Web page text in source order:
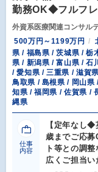
勤務OK◆フルフレ
外資系医療関連コンサル
500万円～1199万円
県 / 福島県 / 茨城県 / 栃
県 / 新潟県 / 富山県 / 石
/ 愛知県 / 三重県 / 滋賀
鳥取県 / 島根県 / 岡山県
知県 / 福岡県 / 佐賀県 /
縄県
仕事
内容
【定年なし
歳までご応
ト等との調
広くご担当い